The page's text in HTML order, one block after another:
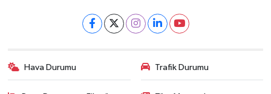
Hava Durumu Trafik Durumu